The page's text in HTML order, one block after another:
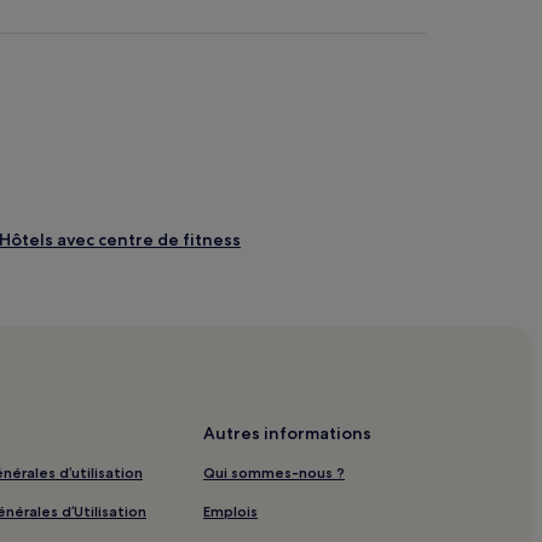
avec centre de fitness
d’utilisation
d’Utilisation
Autres informations
Qui sommes-nous ?
Emplois